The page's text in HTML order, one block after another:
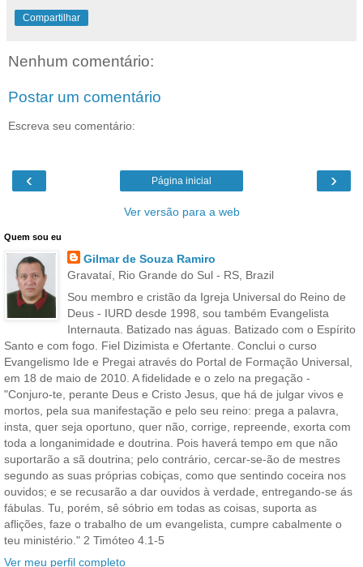
Compartilhar
Nenhum comentário:
Postar um comentário
Escreva seu comentário:
‹ ›
Página inicial
Ver versão para a web
Quem sou eu
Gilmar de Souza Ramiro
Gravataí, Rio Grande do Sul - RS, Brazil
Sou membro e cristão da Igreja Universal do Reino de
Deus - IURD desde 1998, sou também Evangelista
Internauta. Batizado nas águas. Batizado com o Espírito
Santo e com fogo. Fiel Dizimista e Ofertante. Conclui o curso
Evangelismo Ide e Pregai através do Portal de Formação Universal,
em 18 de maio de 2010. A fidelidade e o zelo na pregação -
"Conjuro-te, perante Deus e Cristo Jesus, que há de julgar vivos e
mortos, pela sua manifestação e pelo seu reino: prega a palavra,
insta, quer seja oportuno, quer não, corrige, repreende, exorta com
toda a longanimidade e doutrina. Pois haverá tempo em que não
suportarão a sã doutrina; pelo contrário, cercar-se-ão de mestres
segundo as suas próprias cobiças, como que sentindo coceira nos
ouvidos; e se recusarão a dar ouvidos à verdade, entregando-se ás
fábulas. Tu, porém, sê sóbrio em todas as coisas, suporta as
aflições, faze o trabalho de um evangelista, cumpre cabalmente o
teu ministério." 2 Timóteo 4.1-5
Ver meu perfil completo